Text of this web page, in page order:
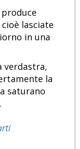
lasciate
in una
verdastra,
la
saturano